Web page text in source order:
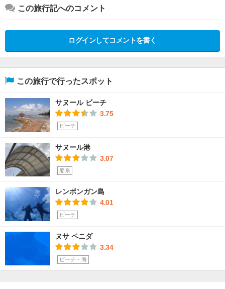
この旅行記へのコメント
ログインしてコメントを書く
この旅行で行ったスポット
サヌール ビーチ
3.75
ビーチ
サヌール港
3.07
船系
レンボンガン島
4.01
ビーチ
ヌサ ペニダ
3.34
ビーチ・海